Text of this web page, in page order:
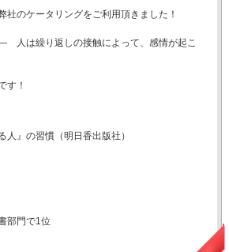
社のケータリングをご利用頂きました！
人は繰り返しの接触によって、感情が起こ
す！
人』の習慣（明日香出版社）
部門で1位